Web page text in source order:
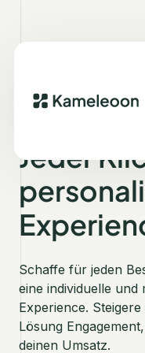
AI-DRIVEN
Jeder
Schaffe für jeden
eine individuelle und
Experience.
Lösung
deinen Umsatz.